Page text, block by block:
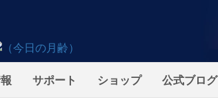
サポート ショップ 公式ブログ